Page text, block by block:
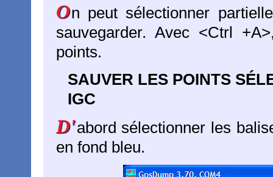
On peut sélectionner
sauvegarder. Avec <Ctrl
points.
SAUVER LES POINTS
IGC
D'abord sélectionner les
en fond bleu.